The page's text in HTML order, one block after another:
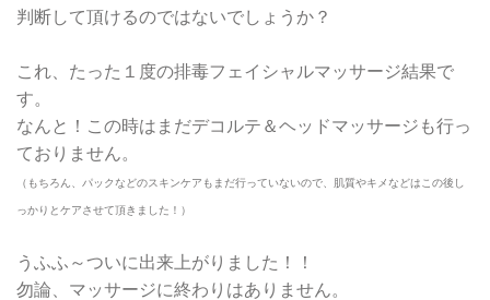
判断して頂けるのではないでしょうか？
これ、たった１度の排毒フェイシャルマッサージ結果で
す。
なんと！この時はまだデコルテ＆ヘッドマッサージも行っ
ておりません。
（もちろん、パックなどのスキンケアもまだ行っていないので、肌質やキメなどはこの後し
っかりとケアさせて頂きました！）
うふふ～ついに出来上がりました！！
勿論、マッサージに終わりはありません。